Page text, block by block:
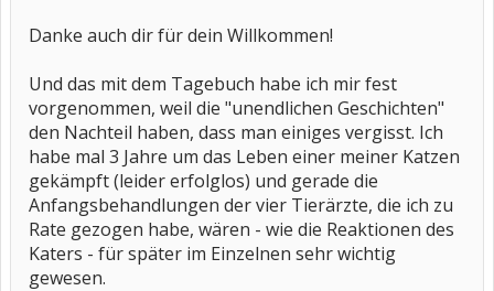
Danke auch dir für dein Willkommen!
Und das mit dem Tagebuch habe ich mir fest
vorgenommen, weil die "unendlichen Geschichten"
den Nachteil haben, dass man einiges vergisst. Ich
habe mal 3 Jahre um das Leben einer meiner Katzen
gekämpft (leider erfolglos) und gerade die
Anfangsbehandlungen der vier Tierärzte, die ich zu
Rate gezogen habe, wären - wie die Reaktionen des
Katers - für später im Einzelnen sehr wichtig
gewesen.